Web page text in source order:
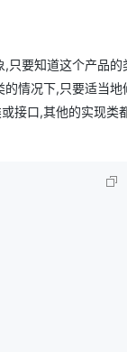
只要知道这个产品的
情况下,只要适当地
接口,其他的实现类